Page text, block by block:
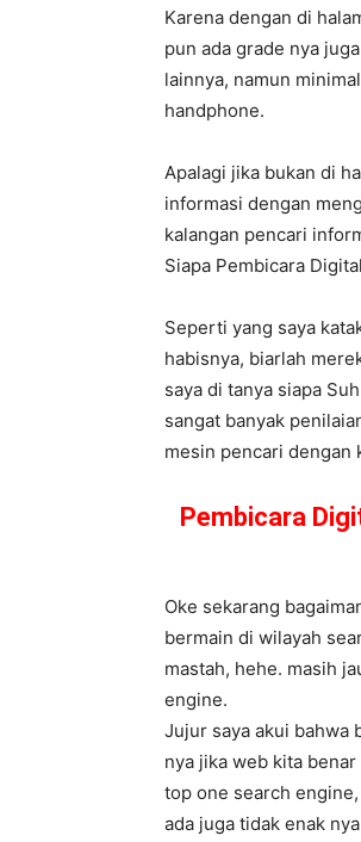
Karena dengan di
pun ada grade nya
lainnya, namun
handphone.
Apalagi jika bukan di
informasi dengan
kalangan pencari
Siapa Pembicara
Seperti yang saya
habisnya, biarlah
saya di tanya siapa
sangat banyak
mesin pencari dengan
Pembicara
Oke sekarang
bermain di wilayah
mastah, hehe. masih
engine.
Jujur saya akui bahwa
nya jika web kita
top one search
ada juga tidak enak